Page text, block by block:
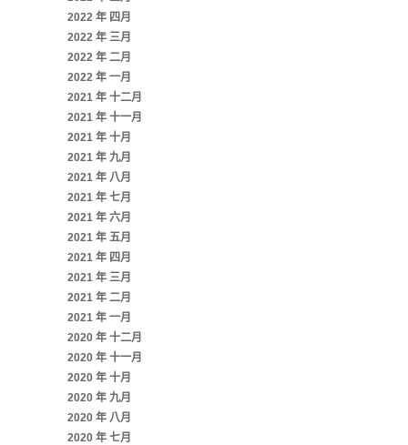
2022 年 四月
2022 年 三月
2022 年 二月
2022 年 一月
2021 年 十二月
2021 年 十一月
2021 年 十月
2021 年 九月
2021 年 八月
2021 年 七月
2021 年 六月
2021 年 五月
2021 年 四月
2021 年 三月
2021 年 二月
2021 年 一月
2020 年 十二月
2020 年 十一月
2020 年 十月
2020 年 九月
2020 年 八月
2020 年 七月